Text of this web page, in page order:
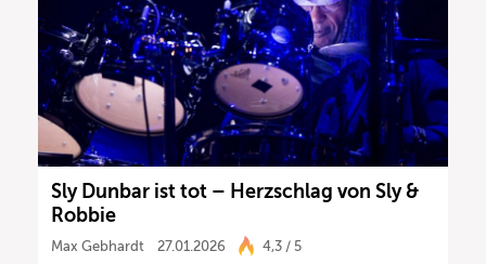
Sly Dunbar ist tot – Herzschlag von Sly &
Robbie
Max Gebhardt 27.01.2026 4,3 / 5